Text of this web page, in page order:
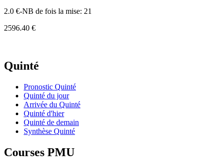
2.0 €-NB de fois la mise: 21
2596.40 €
Quinté
Pronostic Quinté
Quinté du jour
Arrivée du Quinté
Quinté d'hier
Quinté de demain
Synthèse Quinté
Courses PMU